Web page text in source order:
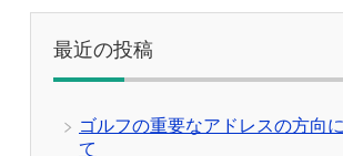
最近の投稿
ゴルフの重要なアドレスの方向
て